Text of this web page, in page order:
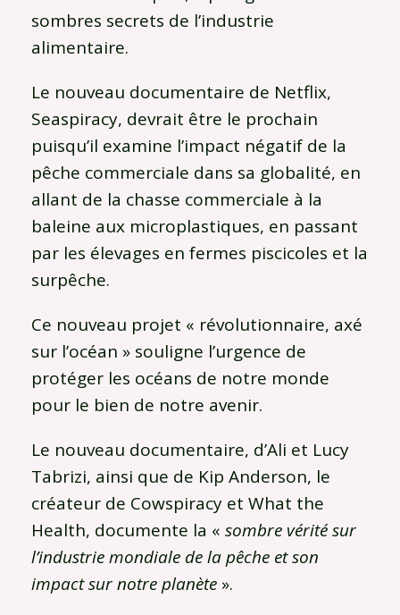
sombres secrets de l’industrie
alimentaire.
Le nouveau documentaire de Netflix,
Seaspiracy, devrait être le prochain
puisqu’il examine l’impact négatif de la
pêche commerciale dans sa globalité, en
allant de la chasse commerciale à la
baleine aux microplastiques, en passant
par les élevages en fermes piscicoles et la
surpêche.
Ce nouveau projet « révolutionnaire, axé
sur l’océan » souligne l’urgence de
protéger les océans de notre monde
pour le bien de notre avenir.
Le nouveau documentaire, d’Ali et Lucy
Tabrizi, ainsi que de Kip Anderson, le
créateur de Cowspiracy et What the
Health, documente la « sombre vérité sur
l’industrie mondiale de la pêche et son
impact sur notre planète ».